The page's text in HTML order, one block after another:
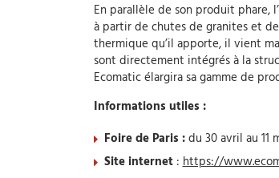
En parallèle de son produit phare,
à partir de chutes de granites et
thermique qu’il apporte, il vient
sont directement intégrés à la
Ecomatic élargira sa gamme de
Informations utiles :
Foire de Paris :du 30 avril au 11
Site internet:https://